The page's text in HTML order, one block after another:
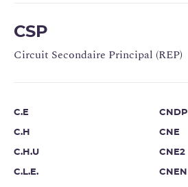
CSP
Circuit Secondaire Principal (REP)
C.E
C.H
C.H.U
C.L.E.
CNDP
CNE
CNE2
CNEN